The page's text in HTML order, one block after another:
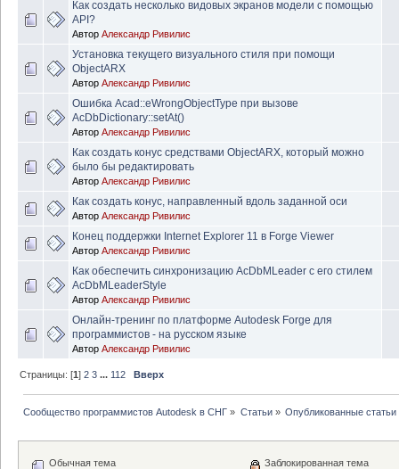
Как создать несколько видовых экранов модели с помощью
API?
Автор Александр Ривилис
Установка текущего визуального стиля при помощи
ObjectARX
Автор Александр Ривилис
Ошибка Acad::eWrongObjectType при вызове
AcDbDictionary::setAt()
Автор Александр Ривилис
Как создать конус средствами ObjectARX, который можно
было бы редактировать
Автор Александр Ривилис
Как создать конус, направленный вдоль заданной оси
Автор Александр Ривилис
Конец поддержки Internet Explorer 11 в Forge Viewer
Автор Александр Ривилис
Как обеспечить синхронизацию AcDbMLeader с его стилем
AcDbMLeaderStyle
Автор Александр Ривилис
Онлайн-тренинг по платформе Autodesk Forge для
программистов - на русском языке
Автор Александр Ривилис
Страницы: [1]2 3 ... 112 Вверх
Сообщество программистов Autodesk в СНГ » Статьи» Опубликованные статьи
Обычная тема
Заблокированная тема